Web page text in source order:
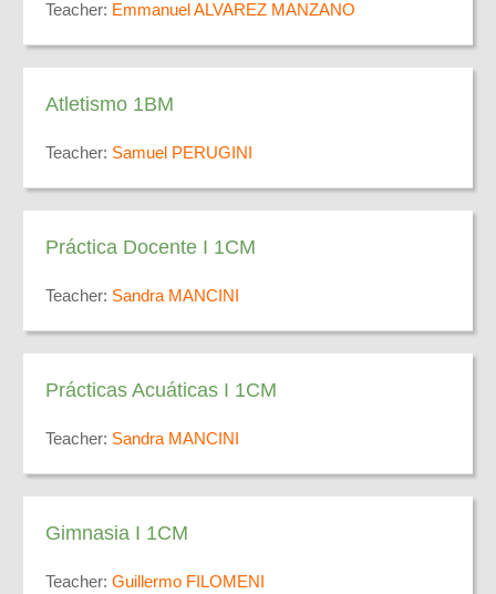
Teacher: Emmanuel ALVAREZ MANZANO
Atletismo 1BM
Teacher: Samuel PERUGINI
Práctica Docente I 1CM
Teacher: Sandra MANCINI
Prácticas Acuáticas I 1CM
Teacher: Sandra MANCINI
Gimnasia I 1CM
Teacher: Guillermo FILOMENI